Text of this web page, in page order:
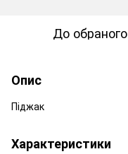
До обраного
Опис
Піджак
Характеристики